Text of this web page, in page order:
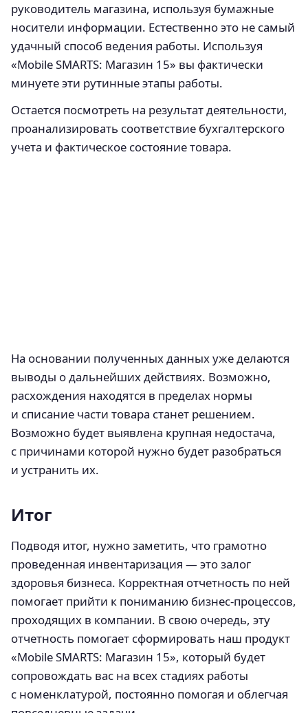
руководитель магазина, используя бумажные
носители информации. Естественно это не самый
удачный способ ведения работы. Используя
«Mobile SMARTS: Магазин 15» вы фактически
минуете эти рутинные этапы работы.
Остается посмотреть на результат деятельности,
проанализировать соответствие бухгалтерского
учета и фактическое состояние товара.
На основании полученных данных уже делаются
выводы о дальнейших действиях. Возможно,
расхождения находятся в пределах нормы
и списание части товара станет решением.
Возможно будет выявлена крупная недостача,
с причинами которой нужно будет разобраться
и устранить их.
Итог
Подводя итог, нужно заметить, что грамотно
проведенная инвентаризация — это залог
здоровья бизнеса. Корректная отчетность по ней
помогает прийти к пониманию бизнес-процессов,
проходящих в компании. В свою очередь, эту
отчетность помогает сформировать наш продукт
«Mobile SMARTS: Магазин 15», который будет
сопровождать вас на всех стадиях работы
с номенклатурой, постоянно помогая и облегчая